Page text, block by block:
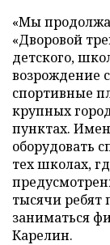
«Мы
«Дворовой
детского,
возрождение
спортивные
крупных
пунктах.
оборудовать
тех школах,
тысячи ребят
заниматься
Карелин.